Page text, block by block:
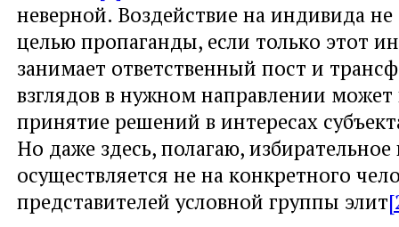
неверной. Воздействие на индивида
целью пропаганды, если только этот
занимает ответственный пост и
взглядов в нужном направлении может
принятие решений в интересах
Но даже здесь, полагаю, избирательное
осуществляется не на конкретного
представителей условной группы элит